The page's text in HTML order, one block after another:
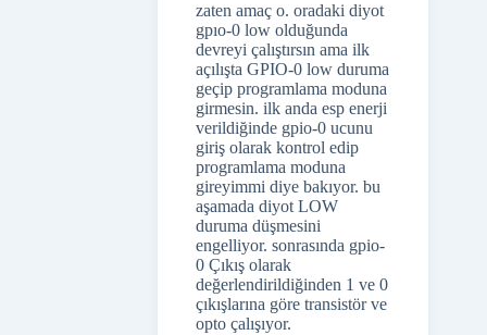
zaten amaç o. oradaki diyot
gpıo-0 low olduğunda
devreyi çalıştırsın ama ilk
açılışta GPIO-0 low duruma
geçip programlama moduna
girmesin. ilk anda esp enerji
verildiğinde gpio-0 ucunu
giriş olarak kontrol edip
programlama moduna
gireyimmi diye bakıyor. bu
aşamada diyot LOW
duruma düşmesini
engelliyor. sonrasında gpio-
0 Çıkış olarak
değerlendirildiğinden 1 ve 0
çıkışlarına göre transistör ve
opto çalışıyor.